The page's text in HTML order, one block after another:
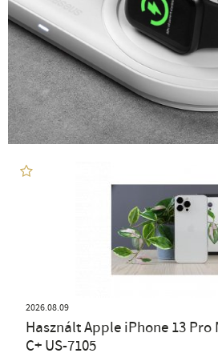
2026.08.09
Használt Apple iPhone 13 Pro
C+ US-7105